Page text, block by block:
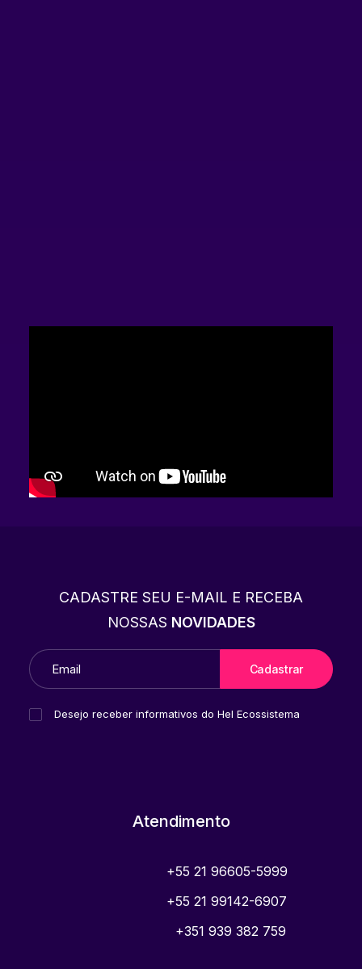
CADASTRE SEU E-MAIL E RECEBA
NOSSAS NOVIDADES
Desejo receber informativos do Hel Ecossistema
Atendimento
+55 21 96605-5999
+55 21 99142-6907
+351 939 382 759